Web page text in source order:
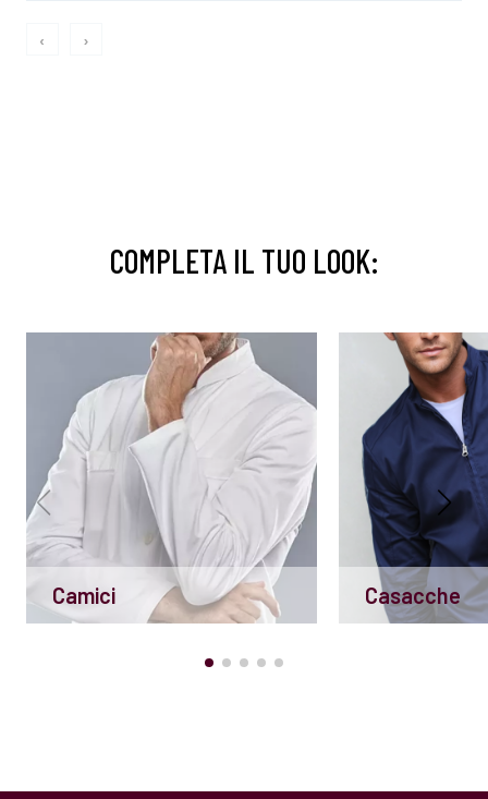
‹ ›
COMPLETA IL TUO LOOK:
Camici Casacche